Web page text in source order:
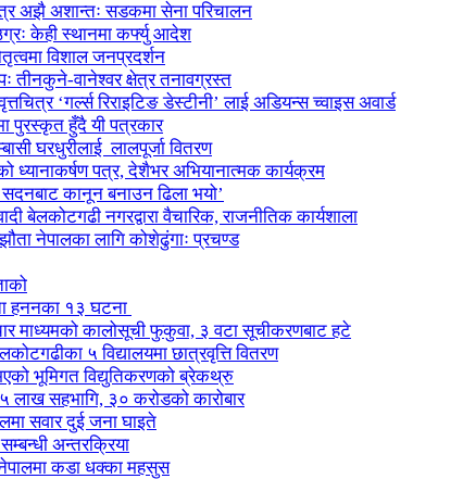
अझै अशान्तः सडकमा सेना परिचालन
केही स्थानमा कर्फ्यु आदेश
विशाल जनप्रदर्शन
तीनकुने-वानेश्वर क्षेत्र तनावग्रस्त
‘गर्ल्स रिराइटिङ डेस्टीनी’ लाई अडियन्स च्वाइस अवार्ड
पुरस्कृत हुँदै यी पत्रकार
घरधुरीलाई लालपूर्जा वितरण
ध्यानाकर्षण पत्र, देशैभर अभियानात्मक कार्यक्रम
सदनबाट कानून बनाउन ढिला भयो’
बेलकोटगढी नगरद्वारा वैचारिक, राजनीतिक कार्यशाला
नेपालका लागि कोशेढुंगाः प्रचण्ड
हननका १३ घटना
माध्यमको कालोसूची फुकुवा, ३ वटा सूचीकरणबाट हटे
५ विद्यालयमा छात्रवृत्ति वितरण
भूमिगत विद्युतिकरणको ब्रेकथ्रु
लाख सहभागि, ३० करोडको कारोबार
सवार दुई जना घाइते
अन्तरक्रिया
कडा धक्का महसुस